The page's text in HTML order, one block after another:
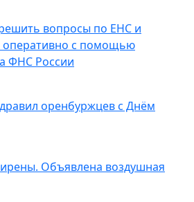
вопросы по ЕНС и
оперативно с помощью
ФНС России
оренбуржцев с Днём
Объявлена воздушная